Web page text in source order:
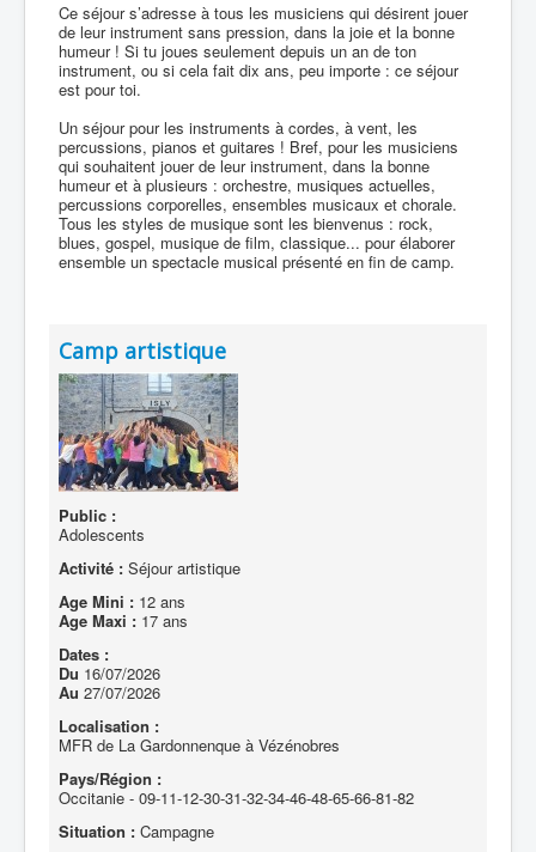
Ce séjour s’adresse à tous les musiciens qui désirent jouer
de leur instrument sans pression, dans la joie et la bonne
humeur ! Si tu joues seulement depuis un an de ton
instrument, ou si cela fait dix ans, peu importe : ce séjour
est pour toi.
Un séjour pour les instruments à cordes, à vent, les
percussions, pianos et guitares ! Bref, pour les musiciens
qui souhaitent jouer de leur instrument, dans la bonne
humeur et à plusieurs : orchestre, musiques actuelles,
percussions corporelles, ensembles musicaux et chorale.
Tous les styles de musique sont les bienvenus : rock,
blues, gospel, musique de film, classique... pour élaborer
ensemble un spectacle musical présenté en fin de camp.
Camp artistique
Public :
Adolescents
Activité : Séjour artistique
Age Mini : 12 ans
Age Maxi : 17 ans
Dates :
Du 16/07/2026
Au 27/07/2026
Localisation :
MFR de La Gardonnenque à Vézénobres
Pays/Région :
Occitanie - 09-11-12-30-31-32-34-46-48-65-66-81-82
Situation : Campagne